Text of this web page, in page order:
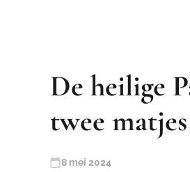
De heilige
twee matjes
8 mei 2024